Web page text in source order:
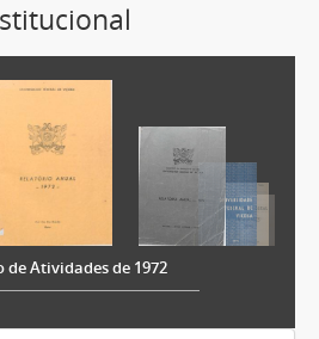
de Atividades de 1972